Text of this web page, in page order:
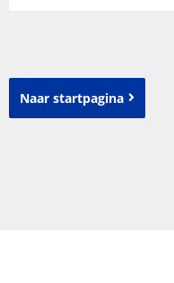
Naar startpagina